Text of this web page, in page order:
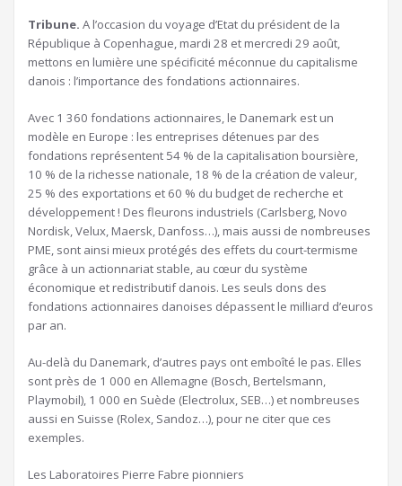
Tribune. A l’occasion du voyage d’Etat du président de la
République à Copenhague, mardi 28 et mercredi 29 août,
mettons en lumière une spécificité méconnue du capitalisme
danois : l’importance des fondations actionnaires.
Avec 1 360 fondations actionnaires, le Danemark est un
modèle en Europe : les entreprises détenues par des
fondations représentent 54 % de la capitalisation boursière,
10 % de la richesse nationale, 18 % de la création de valeur,
25 % des exportations et 60 % du budget de recherche et
développement ! Des fleurons industriels (Carlsberg, Novo
Nordisk, Velux, Maersk, Danfoss…), mais aussi de nombreuses
PME, sont ainsi mieux protégés des effets du court-termisme
grâce à un actionnariat stable, au cœur du système
économique et redistributif danois. Les seuls dons des
fondations actionnaires danoises dépassent le milliard d’euros
par an.
Au-delà du Danemark, d’autres pays ont emboîté le pas. Elles
sont près de 1 000 en Allemagne (Bosch, Bertelsmann,
Playmobil), 1 000 en Suède (Electrolux, SEB…) et nombreuses
aussi en Suisse (Rolex, Sandoz…), pour ne citer que ces
exemples.
Les Laboratoires Pierre Fabre pionniers